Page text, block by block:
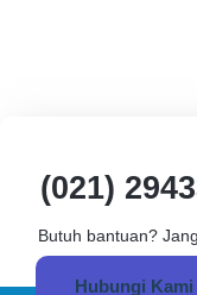
(021)
Butuh bantuan?
Hubungi Kami